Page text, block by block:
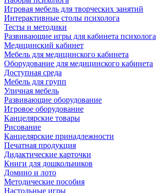
Игровая мебель для творческих занятий
Интерактивные столы психолога
Тесты и методики
Развивающие игры для кабинета психолога
Медицинский кабинет
Мебель для медицинского кабинета
Оборудование для медицинского кабинета
Доступная среда
Мебель для групп
Уличная мебель
Развивающие оборудование
Игровое оборудование
Канцелярские товары
Рисование
Канцелярские принадлежности
Печатная продукция
Дидактические карточки
Книги для дошкольников
Домино и лото
Методические пособия
Настольные игры